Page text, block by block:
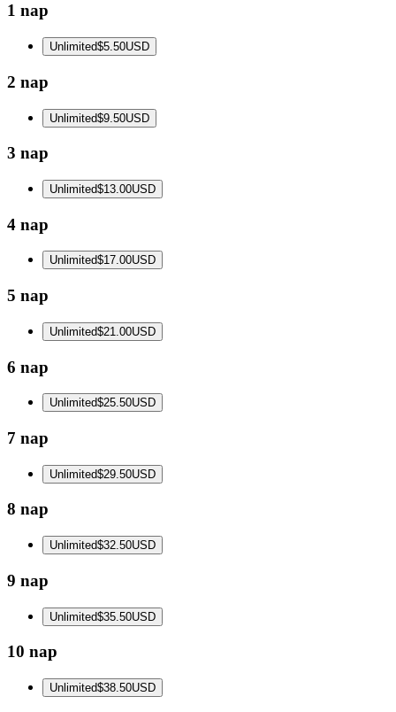
1 nap
Unlimited$5.50USD
2 nap
Unlimited$9.50USD
3 nap
Unlimited$13.00USD
4 nap
Unlimited$17.00USD
5 nap
Unlimited$21.00USD
6 nap
Unlimited$25.50USD
7 nap
Unlimited$29.50USD
8 nap
Unlimited$32.50USD
9 nap
Unlimited$35.50USD
10 nap
Unlimited$38.50USD